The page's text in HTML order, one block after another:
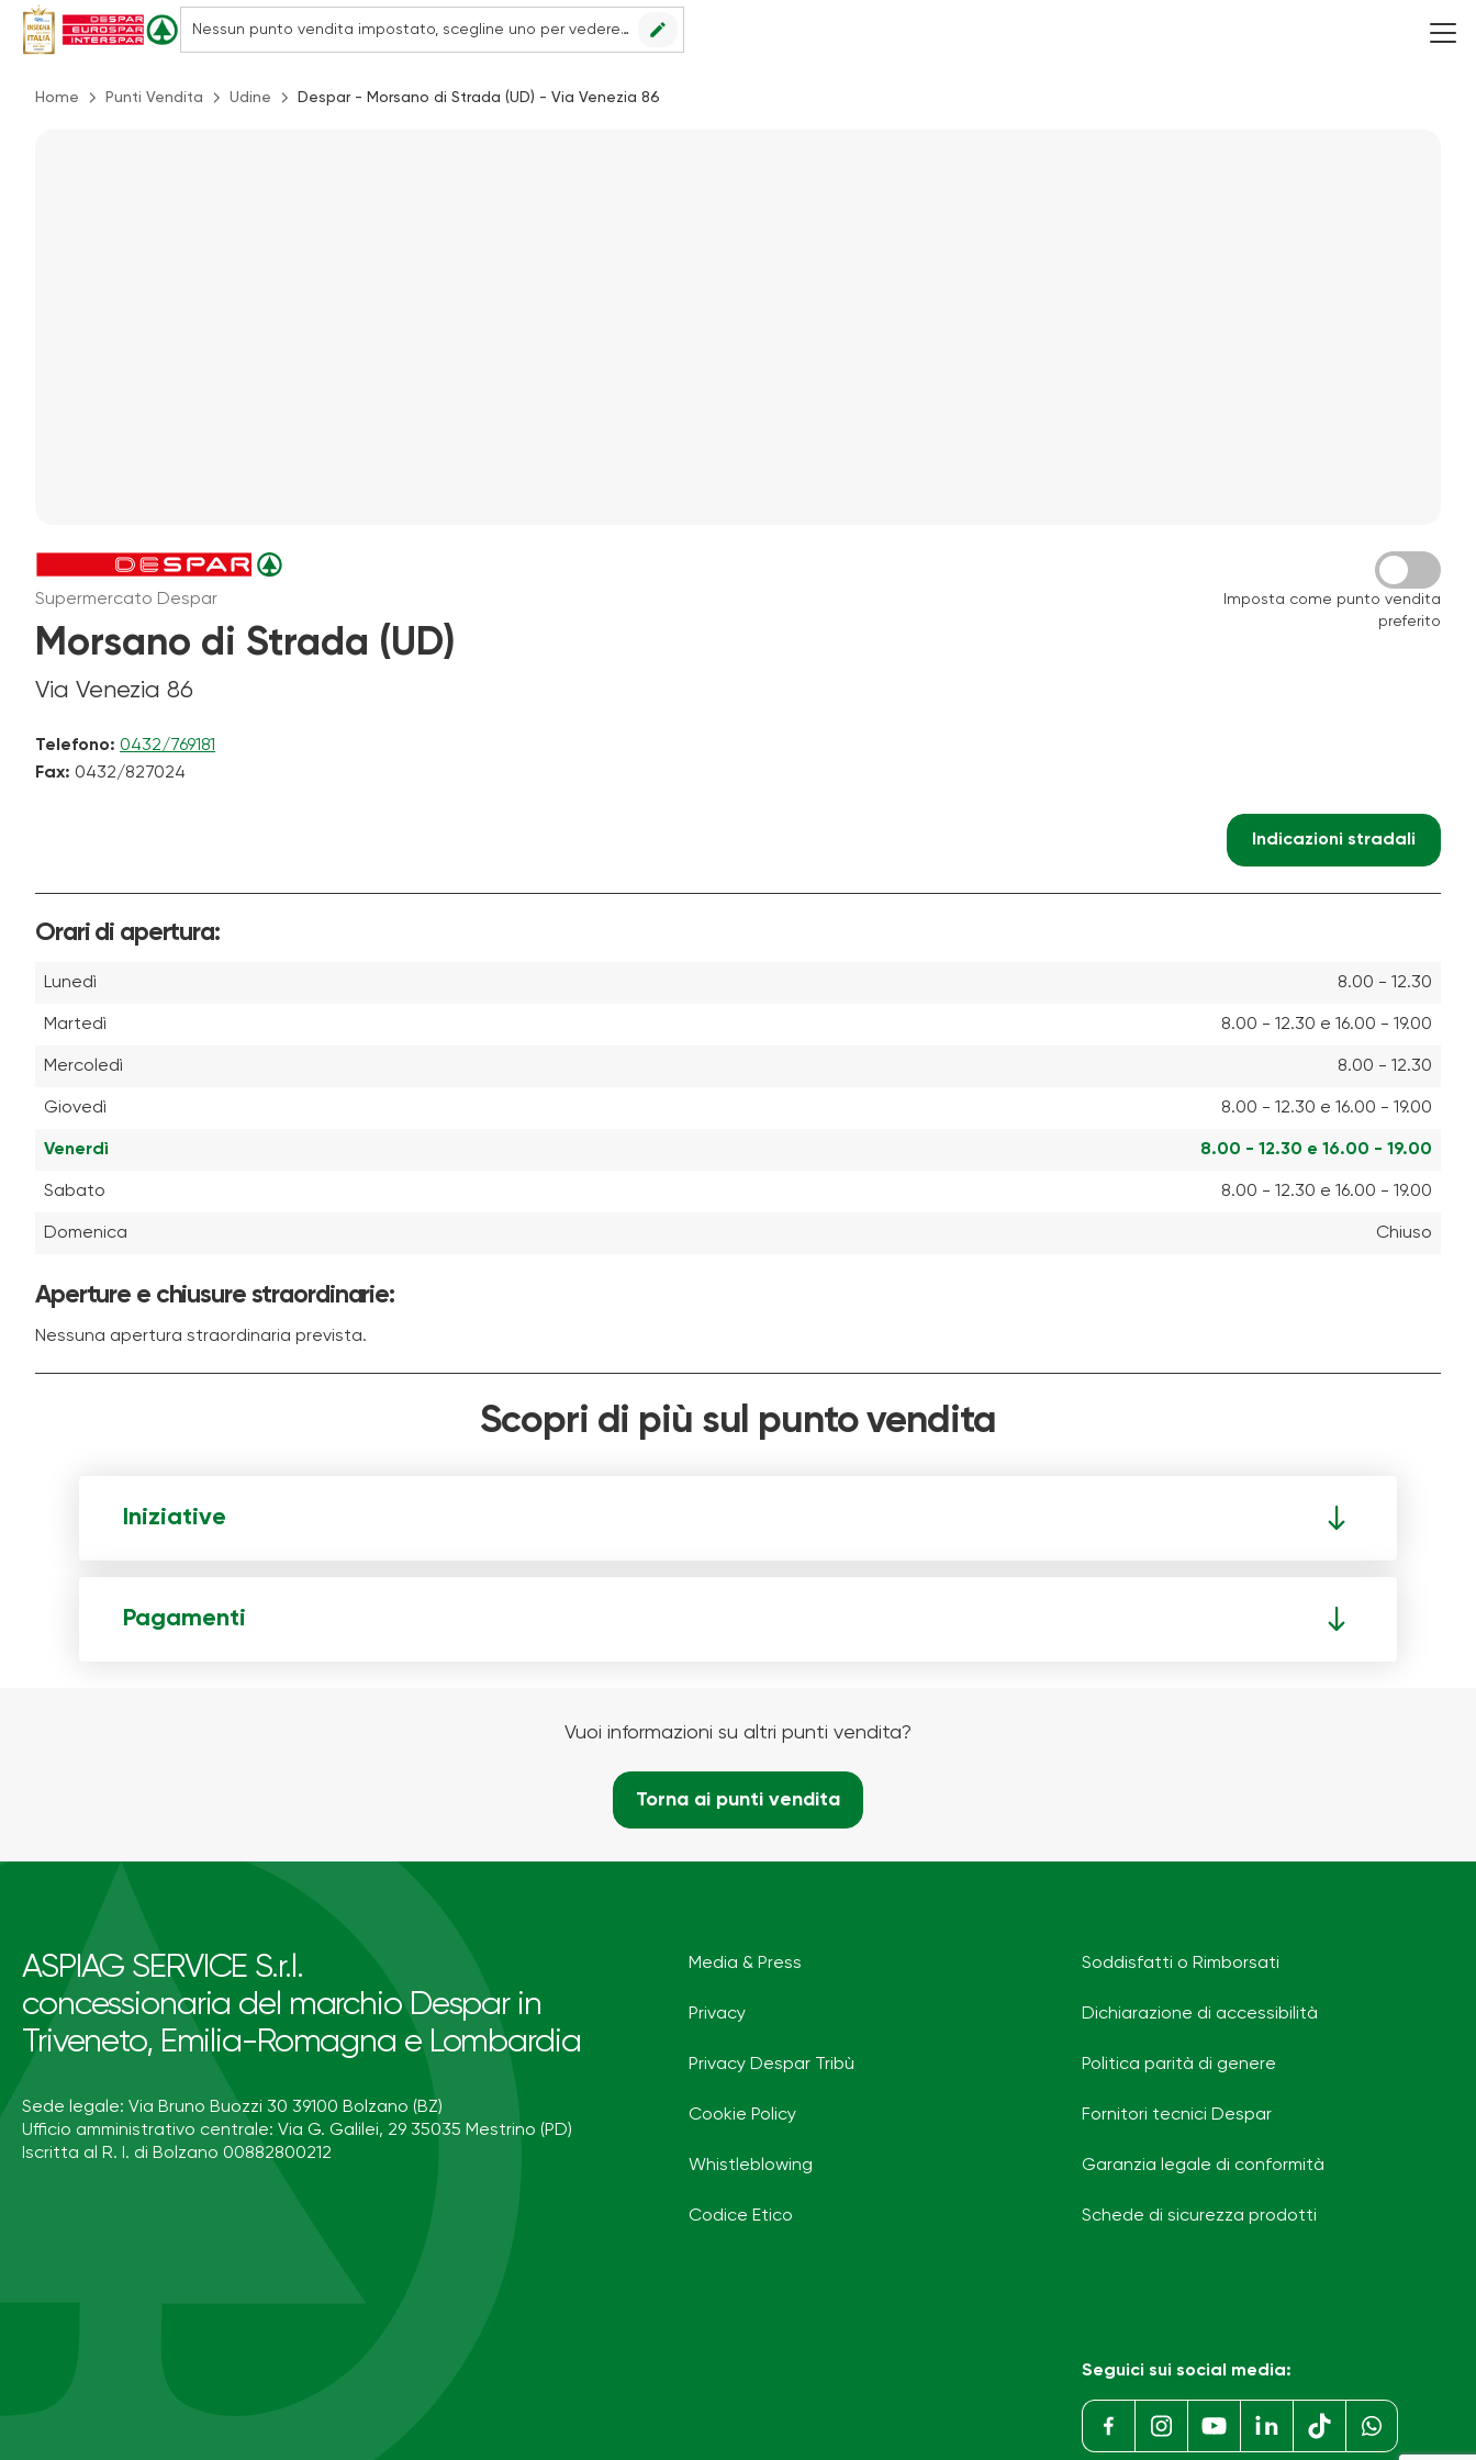
Nessun punto vendita impostato, scegline uno per vedere le offerte. edit
Home Punti Vendita Udine Despar - Morsano di Strada (UD) - Via Venezia 86
Supermercato Despar
Morsano di Strada (UD)
Via Venezia 86
Telefono: 0432/769181
Fax: 0432/827024
Imposta come punto vendita
preferito
Indicazioni stradali
Orari di apertura:
Lunedì 8.00 - 12.30
Martedì 8.00 - 12.30 e 16.00 - 19.00
Mercoledì 8.00 - 12.30
Giovedì 8.00 - 12.30 e 16.00 - 19.00
Venerdì 8.00 - 12.30 e 16.00 - 19.00
Sabato 8.00 - 12.30 e 16.00 - 19.00
Domenica Chiuso
Aperture e chiusure straordinarie:
Nessuna apertura straordinaria prevista.
Scopri di più sul punto vendita
Iniziative
Pagamenti
Vuoi informazioni su altri punti vendita?
Torna ai punti vendita
ASPIAG SERVICE S.r.l.
concessionaria del marchio Despar in
Triveneto, Emilia-Romagna e Lombardia
Sede legale: Via Bruno Buozzi 30 39100 Bolzano (BZ)
Ufficio amministrativo centrale: Via G. Galilei, 29 35035 Mestrino (PD)
Iscritta al R. I. di Bolzano 00882800212
Media & Press
Privacy
Privacy Despar Tribù
Cookie Policy
Whistleblowing
Codice Etico
Soddisfatti o Rimborsati
Dichiarazione di accessibilità
Politica parità di genere
Fornitori tecnici Despar
Garanzia legale di conformità
Schede di sicurezza prodotti
Seguici sui social media: